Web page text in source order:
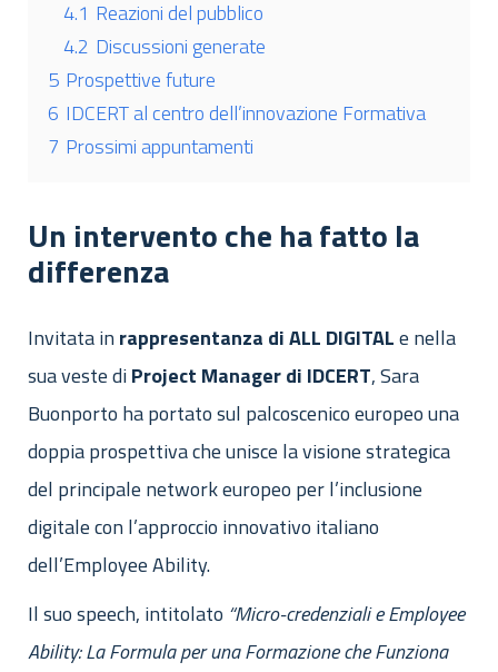
4.1 Reazioni del pubblico
4.2 Discussioni generate
5 Prospettive future
6 IDCERT al centro dell’innovazione Formativa
7 Prossimi appuntamenti
Un intervento che ha fatto la
differenza
Invitata in rappresentanza di ALL DIGITALe nella
sua veste diProject Manager di IDCERT, Sara
Buonporto ha portato sul palcoscenico europeo una
doppia prospettiva che unisce la visione strategica
del principale network europeo per l’inclusione
digitale con l’approccio innovativo italiano
dell’Employee Ability.
Il suo speech, intitolato “Micro-credenziali e Employee
Ability: La Formula per una Formazione che Funziona